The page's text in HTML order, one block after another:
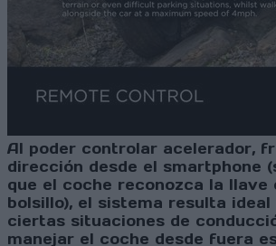
Al poder controlar acelerador,
dirección desde el smartphone
que el coche reconozca la llave
bolsillo), el sistema resulta ideal
ciertas situaciones de
manejar el coche desde fuera